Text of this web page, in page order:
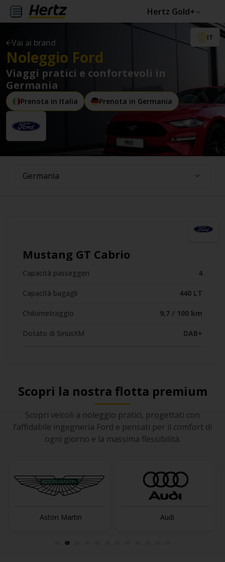
Hertz Gold+
Vai ai brand
Noleggio Ford
Viaggi pratici e confortevoli in
Germania
Prenota in Italia Prenota in Germania
IT
Mustang GT Cabrio
Capacità passeggeri 4
Capacità bagagli 440 LT
Chilometraggio 9,7 / 100 km
Dotato di SiriusXM DAB+
Scopri la nostra flotta premium
Scopri veicoli a noleggio pratici, progettati con
l’affidabile ingegneria Ford e pensati per il comfort di
ogni giorno e la massima flessibilità.
Aston Martin Audi